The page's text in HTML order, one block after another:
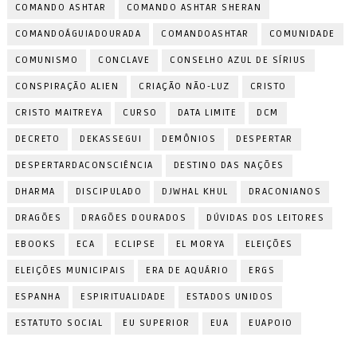
COMANDO ASHTAR COMANDO ASHTAR SHERAN
COMANDOÁGUIADOURADA COMANDOASHTAR COMUNIDADE
COMUNISMO CONCLAVE CONSELHO AZUL DE SÍRIUS
CONSPIRAÇÃO ALIEN CRIAÇÃO NÃO-LUZ CRISTO
CRISTO MAITREYA CURSO DATA LIMITE DCM
DECRETO DEKASSEGUI DEMÔNIOS DESPERTAR
DESPERTARDACONSCIÊNCIA DESTINO DAS NAÇÕES
DHARMA DISCIPULADO DJWHAL KHUL DRACONIANOS
DRAGÕES DRAGÕES DOURADOS DÚVIDAS DOS LEITORES
EBOOKS ECA ECLIPSE EL MORYA ELEIÇÕES
ELEIÇÕES MUNICIPAIS ERA DE AQUÁRIO ERGS
ESPANHA ESPIRITUALIDADE ESTADOS UNIDOS
ESTATUTO SOCIAL EU SUPERIOR EUA EUAPOIO